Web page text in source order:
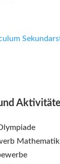
Mathematik